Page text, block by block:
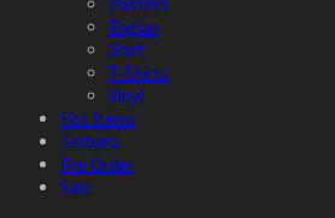
Raglan
Shirt
T-Shirts
Vinyl
Hot Items
Terbaru
Pre Order
Sale